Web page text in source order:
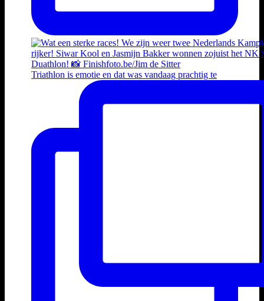
Triathlon is emotie en dat was vandaag prachtig te